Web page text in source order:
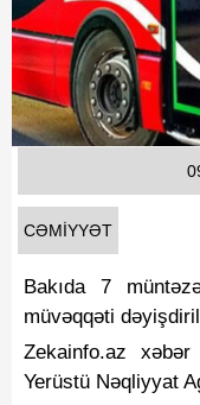
Fotoqaleriya
Reportaj
Qarabag Zəfəri
CƏMIYYƏT
Bakıda 7
müvəqqəti
Zekainfo.az
Yerüstü Nəqliyyat